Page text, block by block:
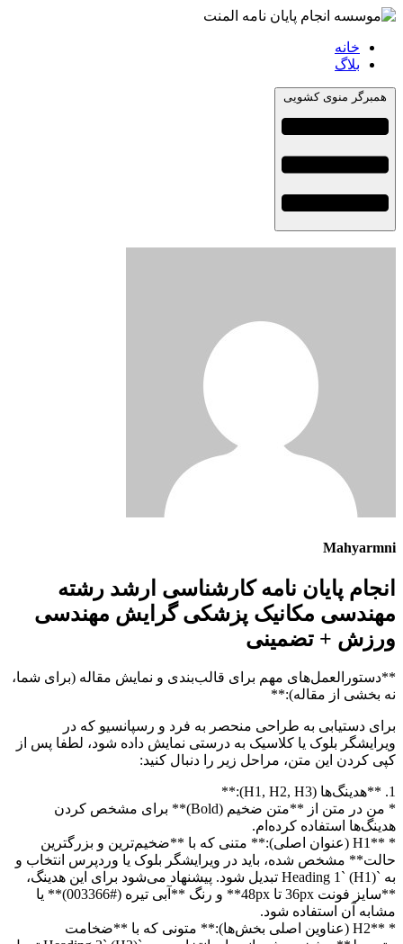
خانه
بلاگ
همبرگر منوی کشویی
Mahyarmni
انجام پایان نامه کارشناسی ارشد رشته
مهندسی مکانیک پزشکی گرایش مهندسی
ورزش + تضمینی
**دستورالعمل‌های مهم برای قالب‌بندی و نمایش مقاله (برای شما،
نه بخشی از مقاله):**
برای دستیابی به طراحی منحصر به فرد و رسپانسیو که در
ویرایشگر بلوک یا کلاسیک به درستی نمایش داده شود، لطفا پس از
کپی کردن این متن، مراحل زیر را دنبال کنید:
1. **هدینگ‌ها (H1, H2, H3):**
* من در متن از **متن ضخیم (Bold)** برای مشخص کردن
هدینگ‌ها استفاده کرده‌ام.
* **H1 (عنوان اصلی):** متنی که با **ضخیم‌ترین و بزرگترین
حالت** مشخص شده، باید در ویرایشگر بلوک یا وردپرس انتخاب و
به `Heading 1` (H1) تبدیل شود. پیشنهاد می‌شود برای این هدینگ،
**سایز فونت 36px تا 48px** و رنگ **آبی تیره (#003366)** یا
مشابه آن استفاده شود.
* **H2 (عناوین اصلی بخش‌ها):** متونی که با **ضخامت